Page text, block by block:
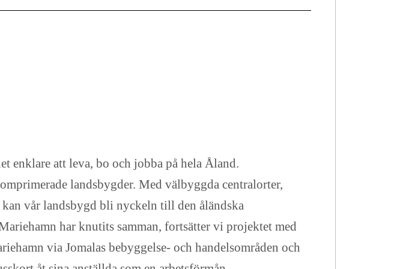
enklare att leva, bo och jobba på hela Åland.
landsbygder. Med välbyggda centralorter,
vår landsbygd bli nyckeln till den åländska
har knutits samman, fortsätter vi projektet med
via Jomalas bebyggelse- och handelsområden och